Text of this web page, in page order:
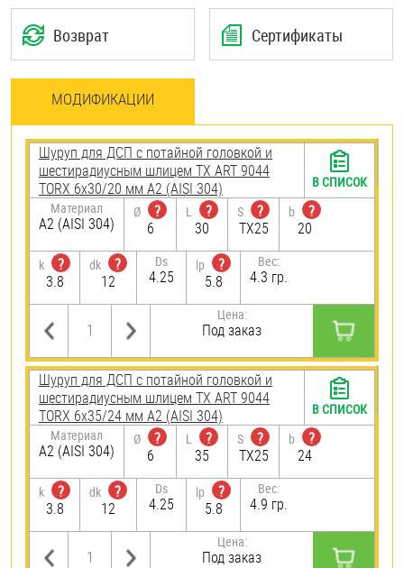
Возврат Сертификаты
МОДИФИКАЦИИ
Шуруп для ДСП с потайной головкой и
шестирадиусным шлицем TX ART 9044
TORX 6х30/20 мм А2 (AISI 304)
Материал
А2 (AISI 304)
Ø
?
6
L
?
30
S
?
TX25
b
?
20
k
?
3.8
dk
?
12
Ds
4.25
lp
?
5.8
Вес:
4.3 гр.
Цена:
Под заказ
В СПИСОК
Шуруп для ДСП с потайной головкой и
шестирадиусным шлицем TX ART 9044
TORX 6х35/24 мм А2 (AISI 304)
Материал
А2 (AISI 304)
Ø
?
6
L
?
35
S
?
TX25
b
?
24
k
?
3.8
dk
?
12
Ds
4.25
lp
?
5.8
Вес:
4.9 гр.
Цена:
Под заказ
В СПИСОК